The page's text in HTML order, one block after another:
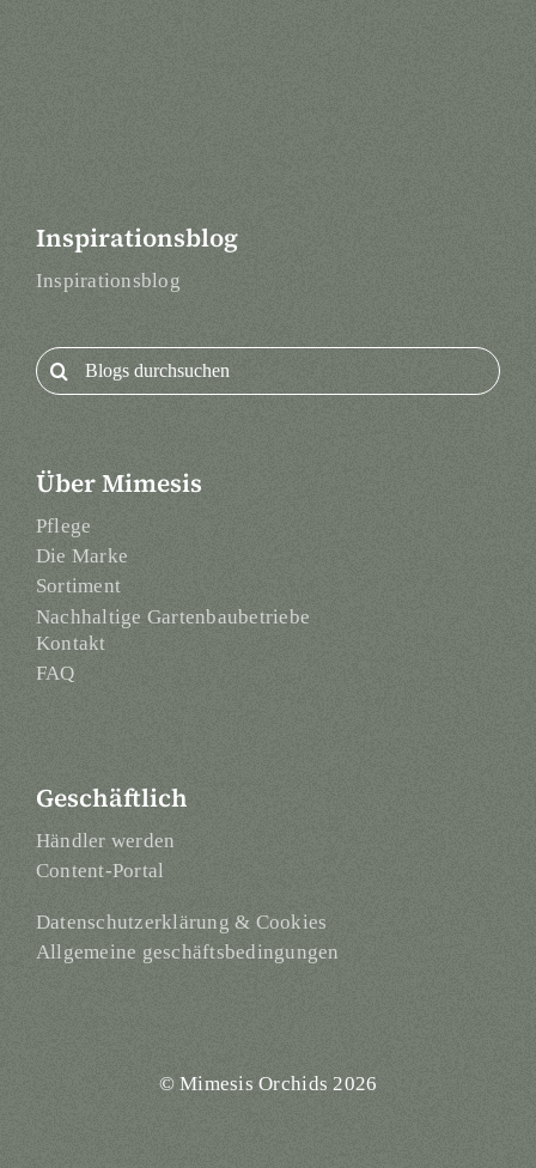
Inspirationsblog
Inspirationsblog
Search
for:
Über Mimesis
Pflege
Die Marke
Sortiment
Nachhaltige Gartenbaubetriebe
Kontakt
FAQ
Geschäftlich
Händler werden
Content-Portal
Datenschutzerklärung & Cookies
Allgemeine geschäftsbedingungen
© Mimesis Orchids 2026